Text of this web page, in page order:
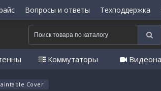
Вопросы и ответы Техподдержка
Коммутаторы
Cover